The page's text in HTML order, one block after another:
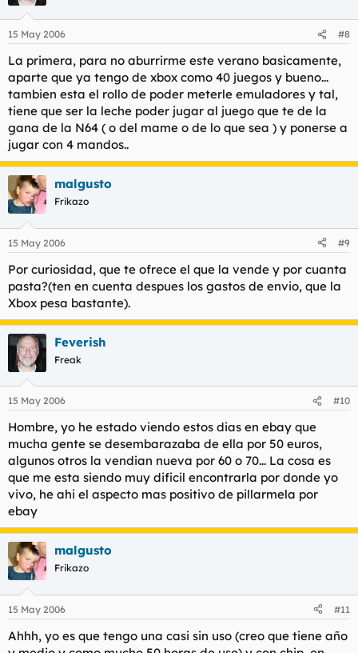
15 May 2006 #8
La primera, para no aburrirme este verano basicamente,
aparte que ya tengo de xbox como 40 juegos y bueno...
tambien esta el rollo de poder meterle emuladores y tal,
tiene que ser la leche poder jugar al juego que te de la
gana de la N64 ( o del mame o de lo que sea ) y ponerse a
jugar con 4 mandos..
malgusto
Frikazo
15 May 2006 #9
Por curiosidad, que te ofrece el que la vende y por cuanta
pasta?(ten en cuenta despues los gastos de envio, que la
Xbox pesa bastante).
Feverish
Freak
15 May 2006 #10
Hombre, yo he estado viendo estos dias en ebay que
mucha gente se desembarazaba de ella por 50 euros,
algunos otros la vendian nueva por 60 o 70... La cosa es
que me esta siendo muy dificil encontrarla por donde yo
vivo, he ahi el aspecto mas positivo de pillarmela por
ebay
malgusto
Frikazo
15 May 2006 #11
Ahhh, yo es que tengo una casi sin uso (creo que tiene año